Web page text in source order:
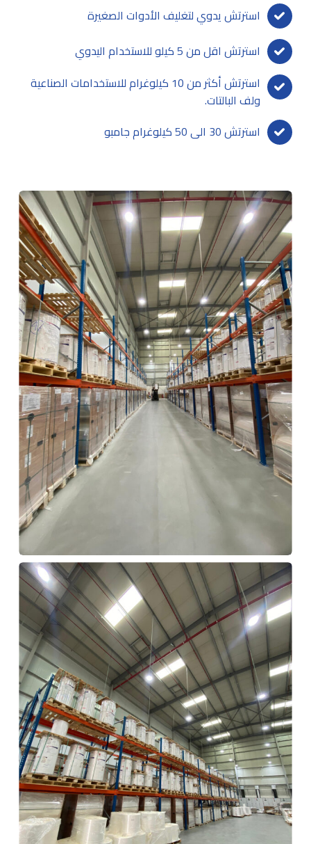
استرتش يدوي لتغليف الأدوات الصغيرة
استرتش اقل من 5 كيلو للاستخدام اليدوي
استرتش أكثر من 10 كيلوغرام للاستخدامات الصناعية
ولف البالتات.
استرتش 30 الی 50 کیلوغرام جامبو